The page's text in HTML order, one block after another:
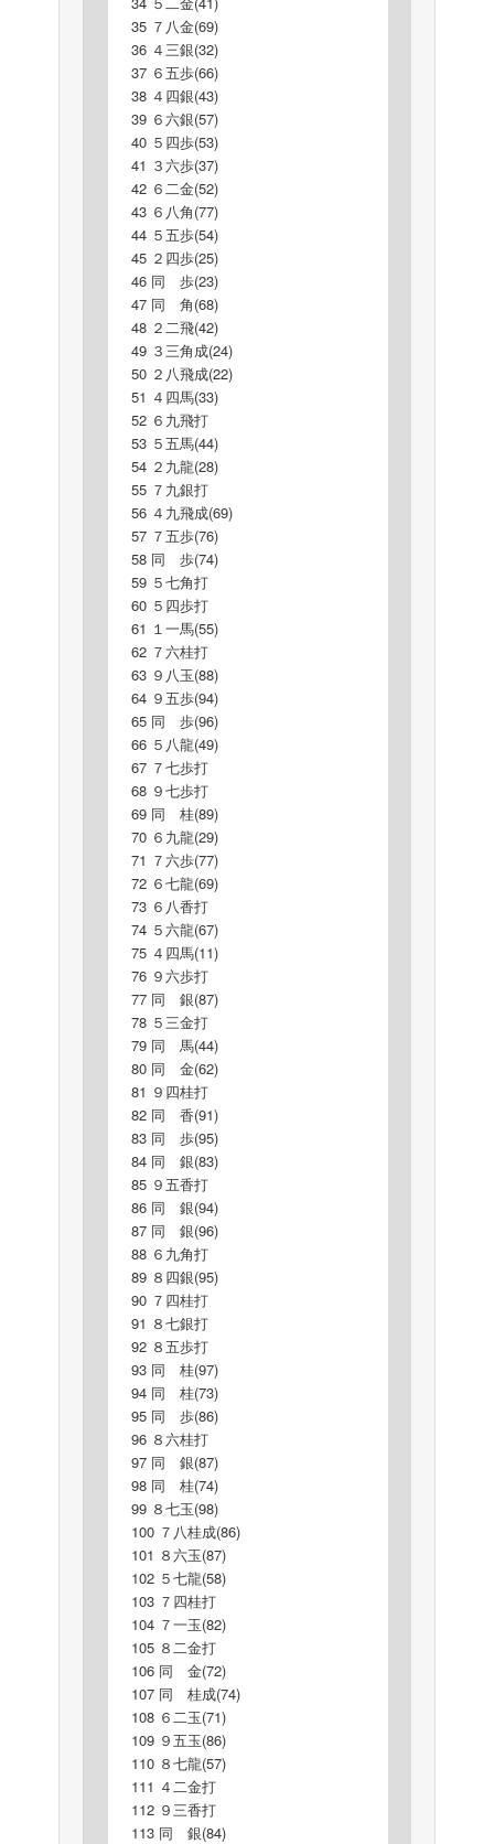
35 ７八金(69)
36 ４三銀(32)
37 ６五歩(66)
38 ４四銀(43)
39 ６六銀(57)
40 ５四歩(53)
41 ３六歩(37)
42 ６二金(52)
43 ６八角(77)
44 ５五歩(54)
45 ２四歩(25)
46 同 歩(23)
47 同 角(68)
48 ２二飛(42)
49 ３三角成(24)
50 ２八飛成(22)
51 ４四馬(33)
52 ６九飛打
53 ５五馬(44)
54 ２九龍(28)
55 ７九銀打
56 ４九飛成(69)
57 ７五歩(76)
58 同 歩(74)
59 ５七角打
60 ５四歩打
61 １一馬(55)
62 ７六桂打
63 ９八玉(88)
64 ９五歩(94)
65 同 歩(96)
66 ５八龍(49)
67 ７七歩打
68 ９七歩打
69 同 桂(89)
70 ６九龍(29)
71 ７六歩(77)
72 ６七龍(69)
73 ６八香打
74 ５六龍(67)
75 ４四馬(11)
76 ９六歩打
77 同 銀(87)
78 ５三金打
79 同 馬(44)
80 同 金(62)
81 ９四桂打
82 同 香(91)
83 同 歩(95)
84 同 銀(83)
85 ９五香打
86 同 銀(94)
87 同 銀(96)
88 ６九角打
89 ８四銀(95)
90 ７四桂打
91 ８七銀打
92 ８五歩打
93 同 桂(97)
94 同 桂(73)
95 同 歩(86)
96 ８六桂打
97 同 銀(87)
98 同 桂(74)
99 ８七玉(98)
100 ７八桂成(86)
101 ８六玉(87)
102 ５七龍(58)
103 ７四桂打
104 ７一玉(82)
105 ８二金打
106 同 金(72)
107 同 桂成(74)
108 ６二玉(71)
109 ９五玉(86)
110 ８七龍(57)
111 ４二金打
112 ９三香打
113 同 銀(84)